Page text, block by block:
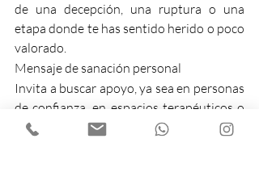
de una decepción, una ruptura o una
etapa donde te has sentido herido o poco
valorado.
Mensaje de sanación personal
Invita a buscar apoyo, ya sea en personas
de confianza, en espacios terapéuticos o
en prácticas que te ayuden a soltar lo que